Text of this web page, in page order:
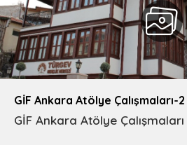
GİF Ankara Atölye Çalışmaları-2
GİF Ankara Atölye Çalışmaları